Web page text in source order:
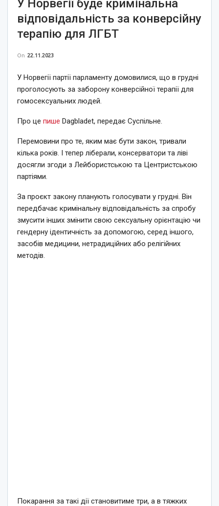
У Норвегії буде кримінальна
відповідальність за конверсійну
терапію для ЛГБТ
On 22.11.2023
У Норвегії партії парламенту домовилися, що в грудні
проголосують за заборону конверсійної терапії для
гомосексуальних людей.
Про це пише Dagbladet, передає Суспільне.
Перемовини про те, яким має бути закон, тривали
кілька років. І тепер ліберали, консерватори та ліві
досягли згоди з Лейбористською та Центристською
партіями.
За проєкт закону планують голосувати у грудні. Він
передбачає кримінальну відповідальність за спробу
змусити інших змінити свою сексуальну орієнтацію чи
гендерну ідентичність за допомогою, серед іншого,
засобів медицини, нетрадиційних або релігійних
методів.
Покарання за такі дії становитиме три, а в тяжких